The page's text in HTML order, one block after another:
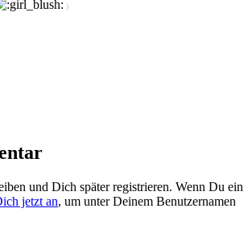
)
und Dich später registrieren. Wenn Du ein
jetzt an, um unter Deinem Benutzernamen